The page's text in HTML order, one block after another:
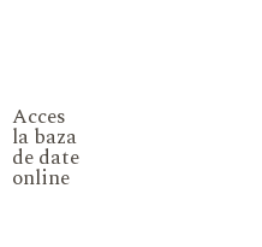
Acces
la baza
de date
online